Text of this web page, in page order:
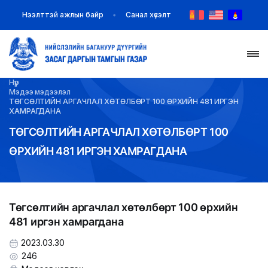
НҮҮР
МЭДЭЭ МЭДЭЭЛЭЛ
ЗАХИРАМЖ ШИЙДВЭР
ИЛ ТОД БАЙДАЛ
Нээлттэй ажлын байр Санал хүсэлт
Нүүр
Мэдээ мэдээлэл
ТӨГСӨЛТИЙН АРГАЧЛАЛ ХӨТӨЛБӨРТ 100 ӨРХИЙН 481 ИРГЭН
ХАМРАГДАНА
ТӨГСӨЛТИЙН АРГАЧЛАЛ ХӨТӨЛБӨРТ 100
ӨРХИЙН 481 ИРГЭН ХАМРАГДАНА
Төгсөлтийн аргачлал хөтөлбөрт 100 өрхийн
481 иргэн хамрагдана
2023.03.30
246